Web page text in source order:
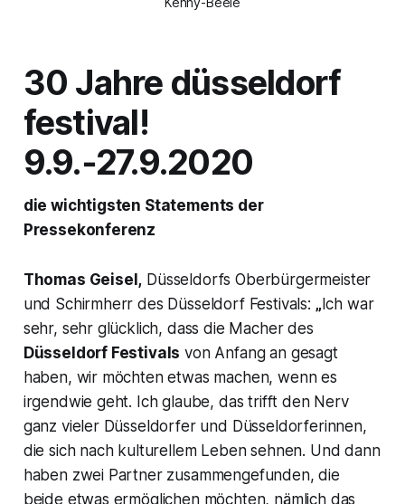
30 Jahre düsseldorf
festival!
9.9.-27.9.2020
die wichtigsten Statements der
Pressekonferenz
Thomas Geisel, Düsseldorfs Oberbürgermeister
und Schirmherr des Düsseldorf Festivals: „ Ich war
sehr, sehr glücklich, dass die Macher des
Düsseldorf Festivals von Anfang an gesagt
haben, wir möchten etwas machen, wenn es
irgendwie geht. Ich glaube, das trifft den Nerv
ganz vieler Düsseldorfer und Düsseldorferinnen,
die sich nach kulturellem Leben sehnen. Und dann
haben zwei Partner zusammengefunden, die
beide etwas ermöglichen möchten, nämlich das